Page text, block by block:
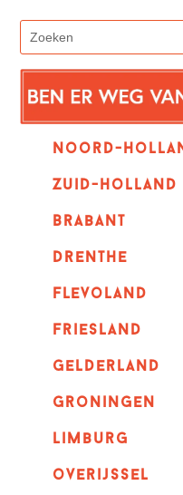
Noord-
zuid-holland
Brabant
Drenthe
Flevoland
Friesland
Gelderland
Groningen
Limburg
overijssel